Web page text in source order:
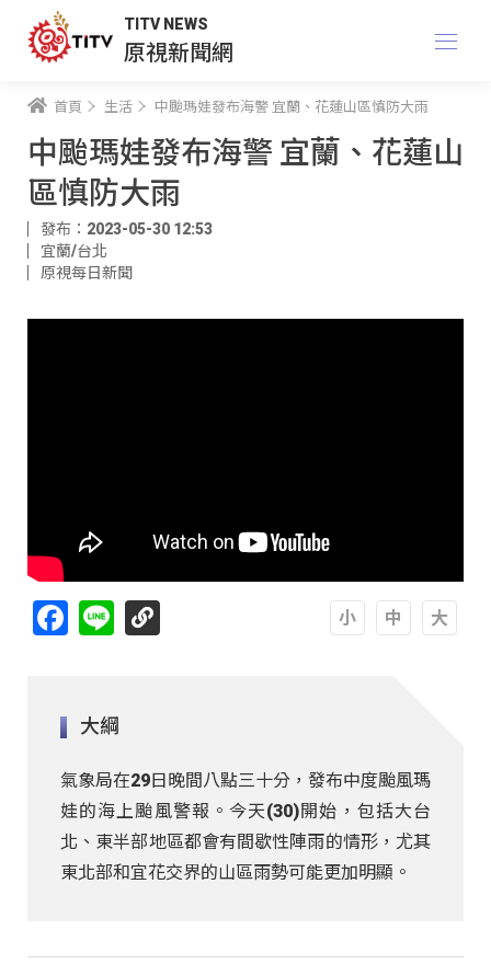
TITV NEWS
原視新聞網
首頁 生活 中颱瑪娃發布海警 宜蘭、花蓮山區慎防大雨
中颱瑪娃發布海警 宜蘭、花蓮山
區慎防大雨
發布：2023-05-30 12:53
宜蘭/台北
原視每日新聞
Facebook
Line
大綱
氣象局在29日晚間八點三十分，發布中度颱風瑪
娃的海上颱風警報。今天(30)開始，包括大台
北、東半部地區都會有間歇性陣雨的情形，尤其
東北部和宜花交界的山區雨勢可能更加明顯。